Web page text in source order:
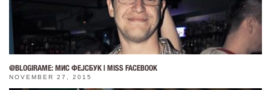
@BLOGIRAME: МИС ФЕЈСБУК | MISS FACEBOOK
NOVEMBER 27, 2015